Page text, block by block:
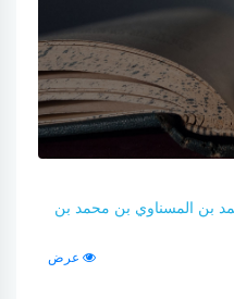
بن المسناوي بن محمد بن
عرض